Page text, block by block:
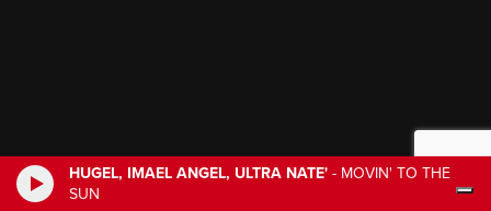
HUGEL, IMAEL ANGEL, ULTRA NATE' - MOVIN' TO THE
SUN